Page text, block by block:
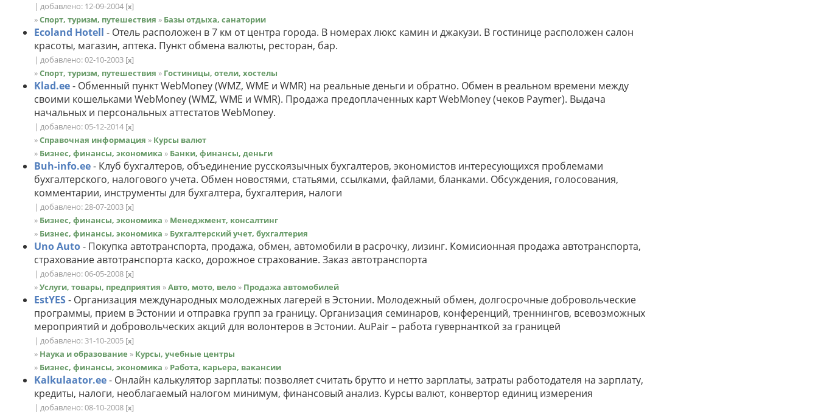
| добавлено: 12-09-2004 [x]
»Спорт, туризм, путешествия » Базы отдыха, санатории
Ecoland Hotell - Отель расположен в 7 км от центра города. В номерах люкс камин и джакузи. В гостинице расположен салон
красоты, магазин, аптека. Пункт обмена валюты, ресторан, бар.
| добавлено: 02-10-2003 [x]
»Спорт, туризм, путешествия » Гостиницы, отели, хостелы
Klad.ee- Обменный пункт WebMoney (WMZ, WME и WMR) на реальные деньги и обратно. Обмен в реальном времени между
своими кошельками WebMoney (WMZ, WME и WMR). Продажа предоплаченных карт WebMoney (чеков Paymer). Выдача
начальных и персональных аттестатов WebMoney.
| добавлено: 05-12-2014 [x]
»Справочная информация » Курсы валют
» Бизнес, финансы, экономика » Банки, финансы, деньги
Buh-info.ee- Клуб бухгалтеров, объединение русскоязычных бухгалтеров, экономистов интересующихся проблемами
бухгалтерского, налогового учета. Обмен новостями, статьями, ссылками, файлами, бланками. Обсуждения, голосования,
комментарии, инструменты для бухгалтера, бухгалтерия, налоги
| добавлено: 28-07-2003 [x]
» Бизнес, финансы, экономика » Менеджмент, консалтинг
» Бизнес, финансы, экономика » Бухгалтерский учет, бухгалтерия
Uno Auto- Покупка автотранспорта, продажа, обмен, автомобили в расрочку, лизинг. Комисионная продажа автотранспорта,
страхование автотранспорта каско, дорожное страхование. Заказ автотранспорта
| добавлено: 06-05-2008 [x]
»Услуги, товары, предприятия »Авто, мото, вело » Продажа автомобилей
EstYES- Организация международных молодежных лагерей в Эстонии. Молодежный обмен, долгосрочные добровольческие
программы, прием в Эстонии и отправка групп за границу. Организация семинаров, конференций, треннингов, всевозможных
мероприятий и добровольческих акций для волонтеров в Эстонии. AuPair – работа гувернанткой за границей
| добавлено: 31-10-2005 [x]
» Наука и образование » Курсы, учебные центры
» Бизнес, финансы, экономика » Работа, карьера, вакансии
Kalkulaator.ee- Онлайн калькулятор зарплаты: позволяет считать брутто и нетто зарплаты, затраты работодателя на зарплату,
кредиты, налоги, необлагаемый налогом минимум, финансовый анализ. Курсы валют, конвертор единиц измерения
| добавлено: 08-10-2008 [x]